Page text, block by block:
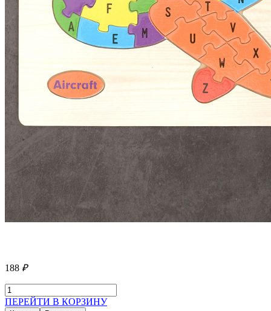
188 ₽
ПЕРЕЙТИ В КОРЗИНУ